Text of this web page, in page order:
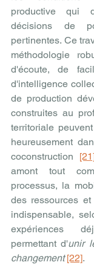
productive qui
décisions de
pertinentes. Ce
méthodologie
d'écoute, de
d'intelligence
de production
construites au
territoriale
heureusement
coconstruction
amont tout
processus, la
des ressources
indispensable,
expériences
permettant d'unir
changement [22].